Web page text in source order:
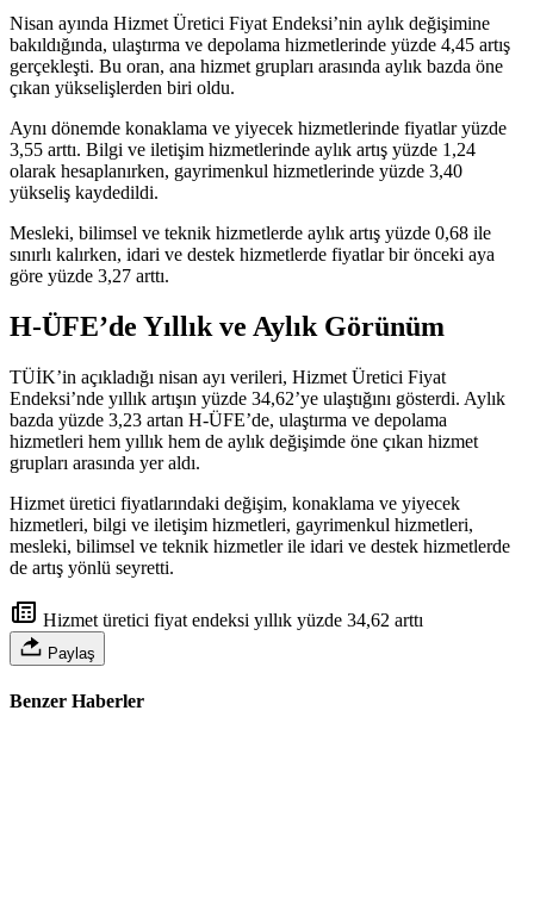
Nisan ayında Hizmet Üretici Fiyat Endeksi’nin aylık değişimine
bakıldığında, ulaştırma ve depolama hizmetlerinde yüzde 4,45 artış
gerçekleşti. Bu oran, ana hizmet grupları arasında aylık bazda öne
çıkan yükselişlerden biri oldu.
Aynı dönemde konaklama ve yiyecek hizmetlerinde fiyatlar yüzde
3,55 arttı. Bilgi ve iletişim hizmetlerinde aylık artış yüzde 1,24
olarak hesaplanırken, gayrimenkul hizmetlerinde yüzde 3,40
yükseliş kaydedildi.
Mesleki, bilimsel ve teknik hizmetlerde aylık artış yüzde 0,68 ile
sınırlı kalırken, idari ve destek hizmetlerde fiyatlar bir önceki aya
göre yüzde 3,27 arttı.
H-ÜFE’de Yıllık ve Aylık Görünüm
TÜİK’in açıkladığı nisan ayı verileri, Hizmet Üretici Fiyat
Endeksi’nde yıllık artışın yüzde 34,62’ye ulaştığını gösterdi. Aylık
bazda yüzde 3,23 artan H-ÜFE’de, ulaştırma ve depolama
hizmetleri hem yıllık hem de aylık değişimde öne çıkan hizmet
grupları arasında yer aldı.
Hizmet üretici fiyatlarındaki değişim, konaklama ve yiyecek
hizmetleri, bilgi ve iletişim hizmetleri, gayrimenkul hizmetleri,
mesleki, bilimsel ve teknik hizmetler ile idari ve destek hizmetlerde
de artış yönlü seyretti.
Hizmet üretici fiyat endeksi yıllık yüzde 34,62 arttı
Paylaş
Benzer Haberler